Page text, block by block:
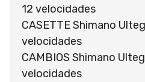
12 velocidades
CASETTE Shimano
velocidades
CAMBIOS Shimano
velocidades